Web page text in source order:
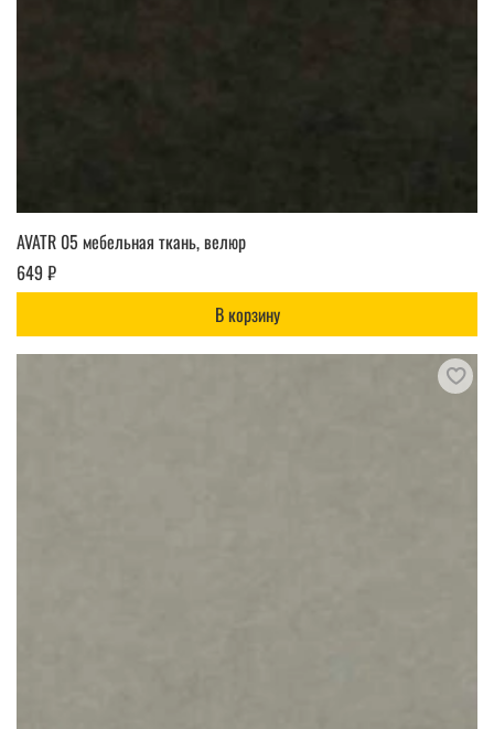
AVATR 05 мебельная ткань, велюр
649 ₽
В корзину